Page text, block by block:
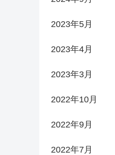
2023年5月
2023年4月
2023年3月
2022年10月
2022年9月
2022年7月